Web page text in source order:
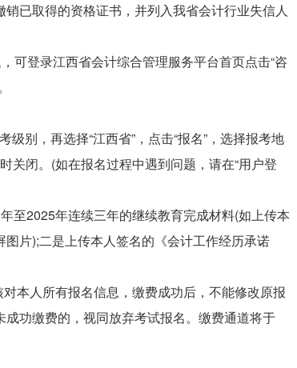
已取得的资格证书，并列入我省会计行业失信人
可登录江西省会计综合管理服务平台首页点击“咨
别，再选择“江西省”，点击“报名”，选择报考地
关闭。(如在报名过程中遇到问题，请在“用户登
至2025年连续三年的继续教育完成材料(如上传本
片);二是上传本人签名的《会计工作经历承诺
本人所有报名信息，缴费成功后，不能修改原报
功缴费的，视同放弃考试报名。缴费通道将于